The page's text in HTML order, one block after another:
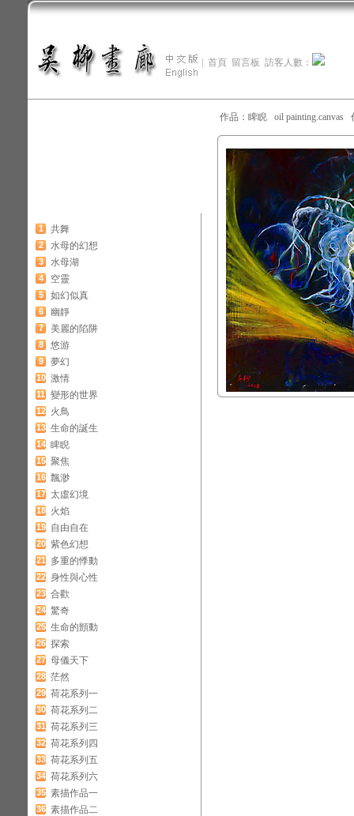
首頁 留言板 訪客人數：
1 共舞
2 水母的幻想
3 水母湖
4 空靈
5 如幻似真
6 幽靜
7 美麗的陷阱
8 悠游
9 夢幻
10 激情
11 變形的世界
12 火鳥
13 生命的誕生
14 睥睨
15 聚焦
16 飄渺
17 太虛幻境
18 火焰
19 自由自在
20 紫色幻想
21 多重的悸動
22 身性與心性
23 合歡
24 驚奇
25 生命的顫動
26 探索
27 母儀天下
28 茫然
29 荷花系列一
30 荷花系列二
31 荷花系列三
32 荷花系列四
33 荷花系列五
34 荷花系列六
35 素描作品一
36 素描作品二
作品：睥睨 oil painting.canvas